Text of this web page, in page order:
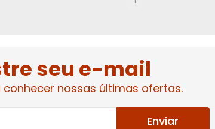
seu e-mail
conhecer nossas últimas ofertas.
Enviar